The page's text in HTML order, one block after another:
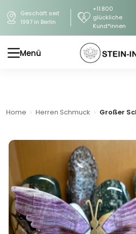
Geschäft seit
1997 in Berlin
+11.800
glückliche
Kund*innen
Menü
Home Herren Schmuck